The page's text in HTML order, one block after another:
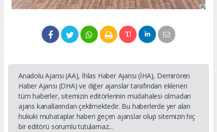
Anadolu Ajansı (AA), İhlas Haber Ajansı (İHA), Demirören
Haber Ajansı (DHA) ve diğer ajanslar tarafından eklenen
tüm haberler, sitemizin editörlerinin müdahalesi olmadan
ajans kanallarından çekilmektedir. Bu haberlerde yer alan
hukuki muhataplar haberi geçen ajanslar olup sitemizin hiç
bir editörü sorumlu tutulamaz...